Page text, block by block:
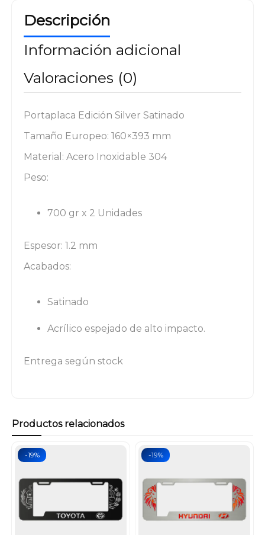
Descripción
Información adicional
Valoraciones (0)
Portaplaca Edición Silver Satinado
Tamaño Europeo: 160×393 mm
Material: Acero Inoxidable 304
Peso:
700 gr x 2 Unidades
Espesor: 1.2 mm
Acabados:
Satinado
Acrílico espejado de alto impacto.
Entrega según stock
Productos relacionados
-19% -19%